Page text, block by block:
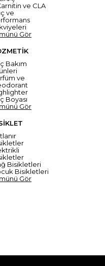
ve CLA
ve
Gör
Bakım
ve
Boyası
Gör
Bisikletleri
Bisikletleri
Gör